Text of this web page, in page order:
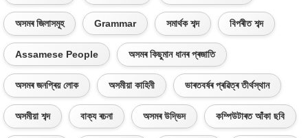
অসমৰ জিলাসমূহ Grammar সমাৰ্থক শব্দ বিপৰীত শব্দ
Assamese People অসমৰ কিছুমান ধানৰ প্ৰজাতি
অসমৰ জনপ্ৰিয় লোক অসমীয়া কাহিনী ভাৰতবৰ্ষৰ প্ৰৱিত্ৰ তীৰ্থস্থান
অসমীয়া শব্দ বাক্য ৰচনা অসমৰ উদ্ভিদ কম্পিউটাৰত আঁকা ছবি